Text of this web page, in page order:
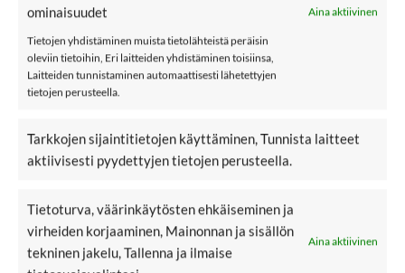
ominaisuudet Aina aktiivinen
Tietojen yhdistäminen muista tietolähteistä peräisin
oleviin tietoihin, Eri laitteiden yhdistäminen toisiinsa,
Laitteiden tunnistaminen automaattisesti lähetettyjen
tietojen perusteella.
Tarkkojen sijaintitietojen käyttäminen, Tunnista laitteet
aktiivisesti pyydettyjen tietojen perusteella.
Tietoturva, väärinkäytösten ehkäiseminen ja
virheiden korjaaminen, Mainonnan ja sisällön
tekninen jakelu, Tallenna ja ilmaise
Aina aktiivinen
LISÄTIEDOT
ARVIOT (0)
name it NKMRYAN 5950 on tyylikkäät farkut, jotka
Nepparikiinnitys ja vetoketju. Edessä ja takana taskut.
Materiaali: 100% puuvillaa vuori: 52% polyesteriä ja 48%
puuvillaa